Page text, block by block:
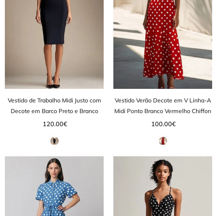
Vestido de Trabalho Midi Justo com
Decote em Barco Preto e Branco
120.00€
Vestido Verão Decote em V Linha-A
Midi Ponto Branco Vermelho Chiffon
100.00€